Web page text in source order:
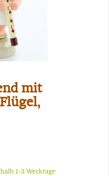
mit
1-3 Werktage